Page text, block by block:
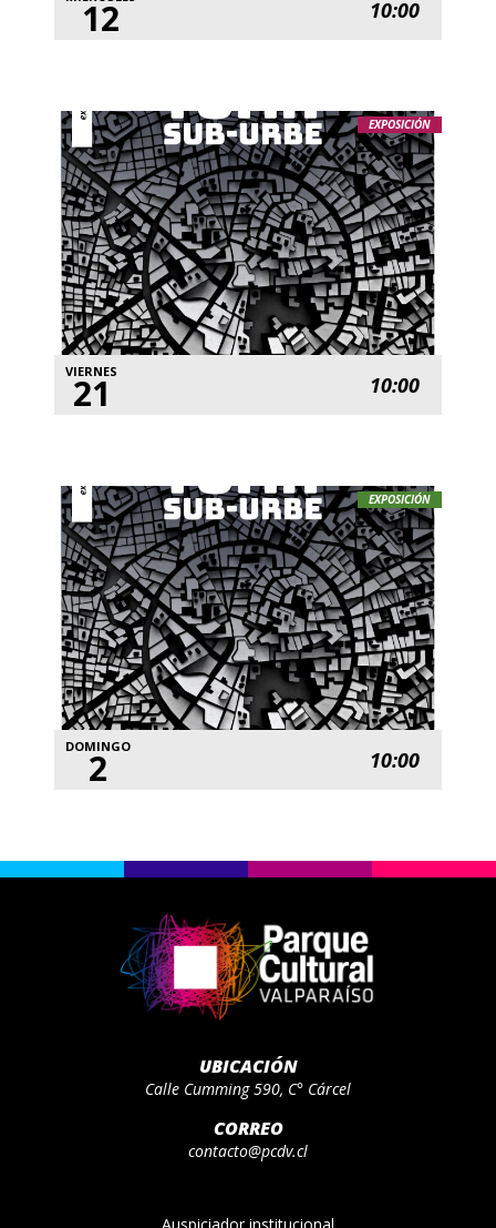
12 10:00
EXPOSICIÓN
VIERNES
21 10:00
EXPOSICIÓN
DOMINGO
2 10:00
UBICACIÓN
Calle Cumming 590, C° Cárcel
CORREO
contacto@pcdv.cl
Auspiciador institucional